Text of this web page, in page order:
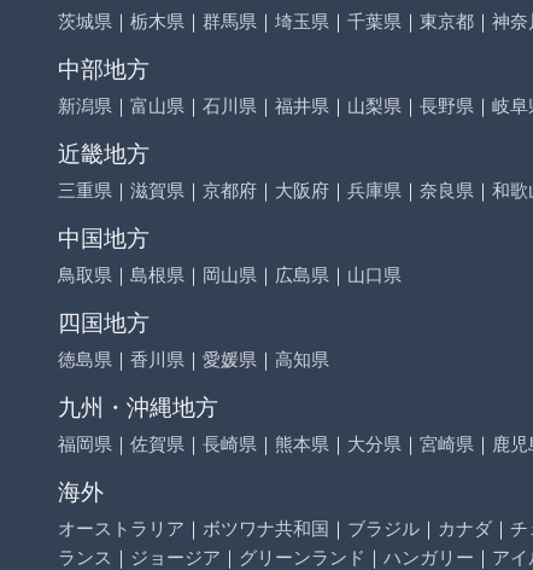
茨城県 ｜ 栃木県 ｜ 群馬県 ｜ 埼玉県 ｜ 千葉県 ｜ 東京都 ｜ 神奈
中部地方
新潟県 ｜ 富山県 ｜ 石川県 ｜ 福井県 ｜ 山梨県 ｜ 長野県 ｜ 岐阜
近畿地方
三重県 ｜ 滋賀県 ｜ 京都府 ｜ 大阪府 ｜ 兵庫県 ｜ 奈良県 ｜ 和歌
中国地方
鳥取県 ｜ 島根県 ｜ 岡山県 ｜ 広島県 ｜ 山口県
四国地方
徳島県 ｜ 香川県 ｜ 愛媛県 ｜ 高知県
九州・沖縄地方
福岡県 ｜ 佐賀県 ｜ 長崎県 ｜ 熊本県 ｜ 大分県 ｜ 宮崎県 ｜ 鹿
海外
オーストラリア ｜ ボツワナ共和国 ｜ ブラジル ｜ カナダ ｜ チ
ランス ｜ ジョージア ｜ グリーンランド ｜ ハンガリー ｜ アイ